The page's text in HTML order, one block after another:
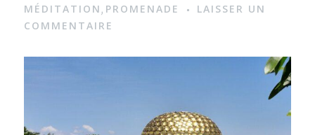
MÉDITATION, PROMENADE
LAISSER UN
COMMENTAIRE